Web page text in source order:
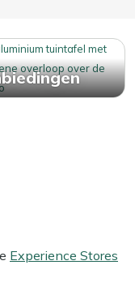
Experience Stores